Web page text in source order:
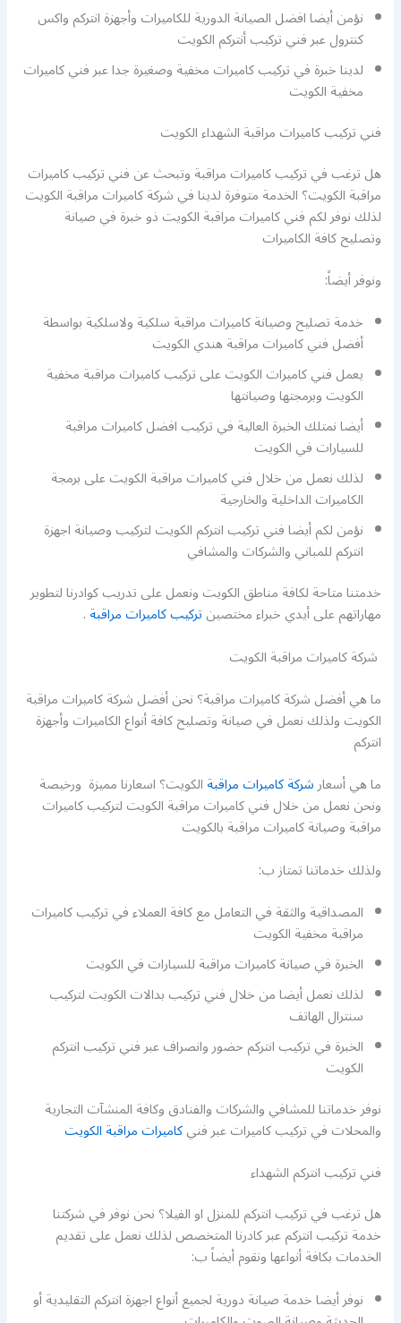
نؤمن أيضا افضل الصيانة الدورية للكاميرات وأجهزة انتركم واكس
كنترول عبر فني تركيب أنتركم الكويت
لدينا خبرة في تركيب كاميرات مخفية وصغيرة جدا عبر فني كاميرات
مخفية الكويت
فني تركيب كاميرات مراقبة الشهداء الكويت
هل ترغب في تركيب كاميرات مراقبة وتبحث عن فني تركيب كاميرات
مراقبة الكويت؟ الخدمة متوفرة لدينا في شركة كاميرات مراقبة الكويت
لذلك نوفر لكم فني كاميرات مراقبة الكويت ذو خبرة في صيانة
وتصليح كافة الكاميرات
ونوفر أيضاً:
خدمة تصليح وصيانة كاميرات مراقبة سلكية ولاسلكية بواسطة
أفضل فني كاميرات مراقبة هندي الكويت
يعمل فني كاميرات الكويت على تركيب كاميرات مراقبة مخفية
الكويت وبرمجتها وصيانتها
أيضا نمتلك الخبرة العالية في تركيب افضل كاميرات مراقبة
للسيارات في الكويت
لذلك نعمل من خلال فني كاميرات مراقبة الكويت على برمجة
الكاميرات الداخلية والخارجية
نؤمن لكم أيضا فني تركيب انتركم الكويت لتركيب وصيانة اجهزة
انتركم للمباني والشركات والمشافي
خدمتنا متاحة لكافة مناطق الكويت ونعمل على تدريب كوادرنا لتطوير
مهاراتهم على أيدي خبراء مختصينتركيب كاميرات مراقبة.
شركة كاميرات مراقبة الكويت
ما هي أفضل شركة كاميرات مراقبة؟ نحن أفضل شركة كاميرات مراقبة
الكويت ولذلك نعمل في صيانة وتصليح كافة أنواع الكاميرات وأجهزة
انتركم
ما هي أسعارشركة كاميرات مراقبةالكويت؟ اسعارنا مميزة ورخيصة
ونحن نعمل من خلال فني كاميرات مراقبة الكويت لتركيب كاميرات
مراقبة وصيانة كاميرات مراقبة بالكويت
ولذلك خدماتنا تمتاز ب:
المصداقية والثقة في التعامل مع كافة العملاء في تركيب كاميرات
مراقبة مخفية الكويت
الخبرة في صيانة كاميرات مراقبة للسيارات في الكويت
لذلك نعمل أيضا من خلال فني تركيب بدالات الكويت لتركيب
سنترال الهاتف
الخبرة في تركيب انتركم حضور وانصراف عبر فني تركيب انتركم
الكويت
نوفر خدماتنا للمشافي والشركات والفنادق وكافة المنشآت التجارية
والمحلات في تركيب كاميرات عبر فنيكاميرات مراقبة الكويت
فني تركيب انتركم الشهداء
هل ترغب في تركيب انتركم للمنزل او الفيلا؟ نحن نوفر في شركتنا
خدمة تركيب انتركم عبر كادرنا المتخصص لذلك نعمل على تقديم
الخدمات بكافة أنواعها ونقوم أيضاً ب:
نوفر أيضا خدمة صيانة دورية لجميع أنواع اجهزة انتركم التقليدية أو